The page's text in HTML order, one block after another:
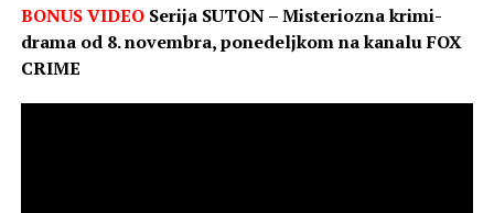
BONUS VIDEOSerija SUTON – Misteriozna krimi-
drama od 8. novembra, ponedeljkom na kanalu FOX
CRIME